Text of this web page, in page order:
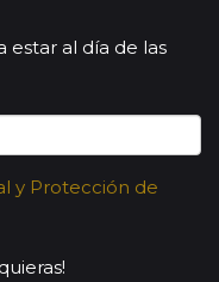
estar al día de las
y Protección de